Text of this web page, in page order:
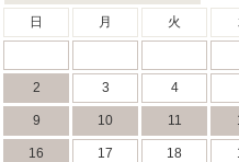
日 月 火
2 3 4
9 10 11
16 17 18